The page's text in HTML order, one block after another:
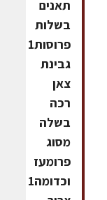
תאנים
בשלות
פרוסות1
גבינת
צאן
רכה
בשלה
מסוג
פרומעז
וכדומה1